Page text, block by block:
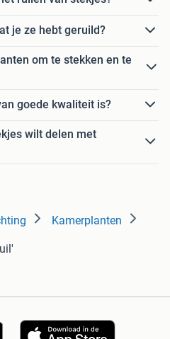
je ze hebt geruild?
om te stekken en te
goede kwaliteit is?
wilt delen met
Kamerplanten